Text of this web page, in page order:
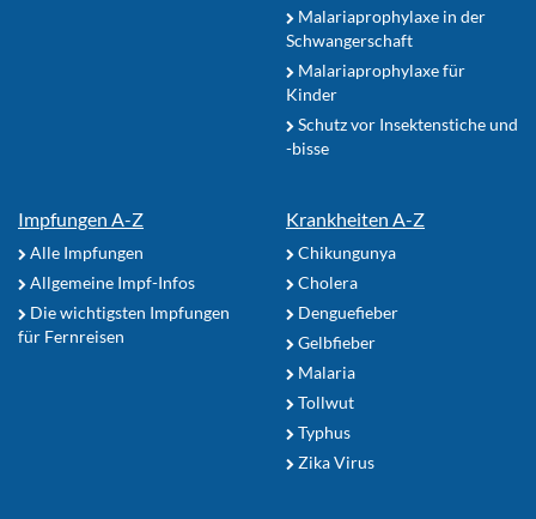
Malariaprophylaxe in der
Schwangerschaft
Malariaprophylaxe für
Kinder
Schutz vor Insektenstiche und
-bisse
Impfungen A-Z
Alle Impfungen
Allgemeine Impf-Infos
Die wichtigsten Impfungen
für Fernreisen
Krankheiten A-Z
Chikungunya
Cholera
Denguefieber
Gelbfieber
Malaria
Tollwut
Typhus
Zika Virus